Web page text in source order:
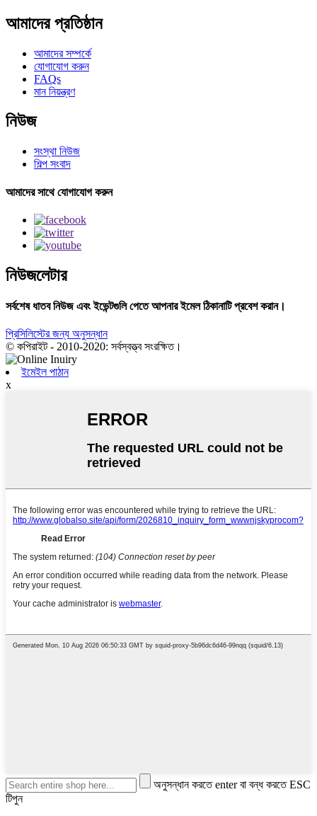
আমাদের প্রতিষ্ঠান
আমাদের সম্পর্কে
যোগাযোগ করুন
FAQs
মান নিয়ন্ত্রণ
নিউজ
সংস্থা নিউজ
শিল্প সংবাদ
আমাদের সাথে যোগাযোগ করুন
নিউজলেটার
সর্বশেষ ধাতব নিউজ এবং ইভেন্টগুলি পেতে আপনার ইমেল ঠিকানাটি প্রবেশ করান।
প্রিসিলিস্টের জন্য অনুসন্ধান
© কপিরাইট - 2010-2020: সর্বস্বত্ত্ব সংরক্ষিত।
ইমেইল পাঠান
x
অনুসন্ধান করতে enter বা বন্ধ করতে ESC
টিপুন